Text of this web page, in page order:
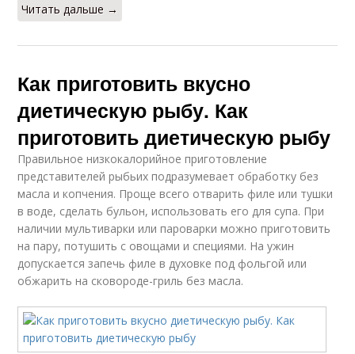
Читать дальше →
Как приготовить вкусно
диетическую рыбу. Как
приготовить диетическую рыбу
Правильное низкокалорийное приготовление
представителей рыбьих подразумевает обработку без
масла и копчения. Проще всего отварить филе или тушки
в воде, сделать бульон, использовать его для супа. При
наличии мультиварки или пароварки можно приготовить
на пару, потушить с овощами и специями. На ужин
допускается запечь филе в духовке под фольгой или
обжарить на сковороде-гриль без масла.